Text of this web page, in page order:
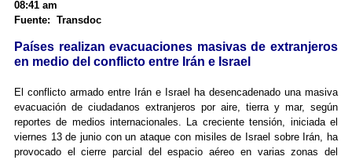
08:41 am
Fuente: Transdoc
Países realizan evacuaciones masivas de extranjeros
en medio del conflicto entre Irán e Israel
El conflicto armado entre Irán e Israel ha desencadenado una masiva
evacuación de ciudadanos extranjeros por aire, tierra y mar, según
reportes de medios internacionales. La creciente tensión, iniciada el
viernes 13 de junio con un ataque con misiles de Israel sobre Irán, ha
provocado el cierre parcial del espacio aéreo en varias zonas del